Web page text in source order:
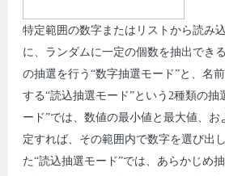
特定範囲の数字またはリストから読み
に、ランダムに一定の個数を抽出でき
の抽選を行う“数字抽選モード”と、名
する“読込抽選モード”という2種類の抽
ード”では、数値の最小値と最大値、
定すれば、その範囲内で数字を選び出
た“読込抽選モード”では、あらかじめ